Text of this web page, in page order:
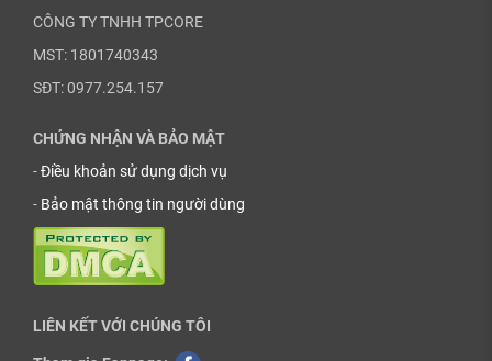
CÔNG TY TNHH TPCORE
MST: 1801740343
SĐT: 0977.254.157
CHỨNG NHẬN VÀ BẢO MẬT
-Điều khoản sử dụng dịch vụ
- Bảo mật thông tin người dùng
LIÊN KẾT VỚI CHÚNG TÔI